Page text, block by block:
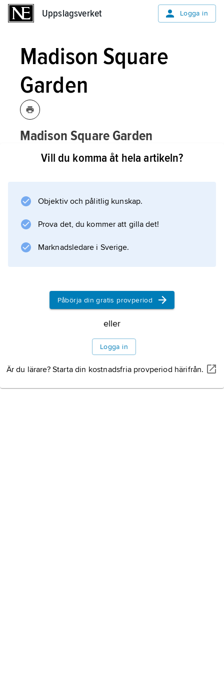
Uppslagsverket Logga in
Madison Square
Garden
Madison Square Garden
[mædisənskweʹr gɑ:ʹrdn] ,sport- och
sedan invigningen vid Madison Square 1874
och ligger sedan 1968 vid 8:e avenyn och
33:e gatan.
Vill du komma åt hela artikeln?
Objektiv och pålitlig kunskap.
Prova det, du kommer att gilla det!
Marknadsledare i Sverige.
Påbörja din gratis provperiod
eller
Logga in
Är du lärare? Starta din kostnadsfria provperiod härifrån.